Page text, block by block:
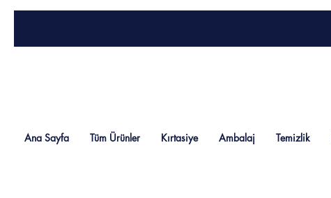
Ana Sayfa Tüm Ürünler Kırtasiye Ambalaj Temizlik